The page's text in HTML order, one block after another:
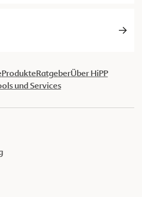
ProdukteRatgeberÜber HiPP
und Services